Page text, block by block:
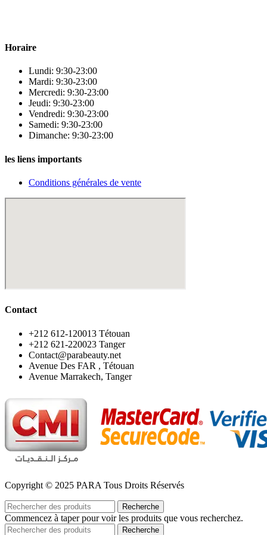
Horaire
Lundi: 9:30-23:00
Mardi: 9:30-23:00
Mercredi: 9:30-23:00
Jeudi: 9:30-23:00
Vendredi: 9:30-23:00
Samedi: 9:30-23:00
Dimanche: 9:30-23:00
les liens importants
Conditions générales de vente
Contact
‪+212 612-120013 Tétouan
‪+212 621-220023 Tanger
Contact@parabeauty.net
Avenue Des FAR , Tétouan
Avenue Marrakech, Tanger
Copyright © 2025 PARA Tous Droits Réservés
Recherche
Commencez à taper pour voir les produits que vous recherchez.
Recherche